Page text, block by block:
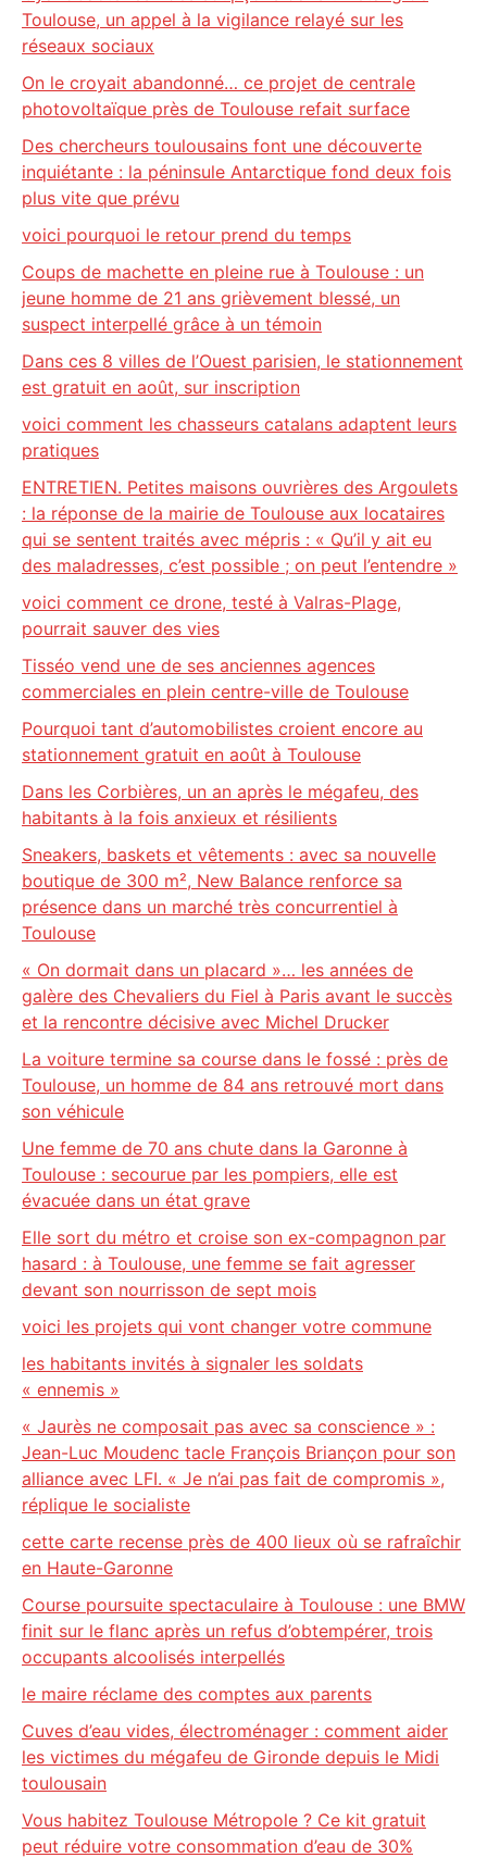
Toulouse, un appel à la vigilance relayé sur les
réseaux sociaux
On le croyait abandonné… ce projet de centrale
photovoltaïque près de Toulouse refait surface
Des chercheurs toulousains font une découverte
inquiétante : la péninsule Antarctique fond deux fois
plus vite que prévu
voici pourquoi le retour prend du temps
Coups de machette en pleine rue à Toulouse : un
jeune homme de 21 ans grièvement blessé, un
suspect interpellé grâce à un témoin
Dans ces 8 villes de l’Ouest parisien, le stationnement
est gratuit en août, sur inscription
voici comment les chasseurs catalans adaptent leurs
pratiques
ENTRETIEN. Petites maisons ouvrières des Argoulets
: la réponse de la mairie de Toulouse aux locataires
qui se sentent traités avec mépris : « Qu’il y ait eu
des maladresses, c’est possible ; on peut l’entendre »
voici comment ce drone, testé à Valras-Plage,
pourrait sauver des vies
Tisséo vend une de ses anciennes agences
commerciales en plein centre-ville de Toulouse
Pourquoi tant d’automobilistes croient encore au
stationnement gratuit en août à Toulouse
Dans les Corbières, un an après le mégafeu, des
habitants à la fois anxieux et résilients
Sneakers, baskets et vêtements : avec sa nouvelle
boutique de 300 m², New Balance renforce sa
présence dans un marché très concurrentiel à
Toulouse
« On dormait dans un placard »… les années de
galère des Chevaliers du Fiel à Paris avant le succès
et la rencontre décisive avec Michel Drucker
La voiture termine sa course dans le fossé : près de
Toulouse, un homme de 84 ans retrouvé mort dans
son véhicule
Une femme de 70 ans chute dans la Garonne à
Toulouse : secourue par les pompiers, elle est
évacuée dans un état grave
Elle sort du métro et croise son ex-compagnon par
hasard : à Toulouse, une femme se fait agresser
devant son nourrisson de sept mois
voici les projets qui vont changer votre commune
les habitants invités à signaler les soldats
« ennemis »
« Jaurès ne composait pas avec sa conscience » :
Jean-Luc Moudenc tacle François Briançon pour son
alliance avec LFI. « Je n’ai pas fait de compromis »,
réplique le socialiste
cette carte recense près de 400 lieux où se rafraîchir
en Haute-Garonne
Course poursuite spectaculaire à Toulouse : une BMW
finit sur le flanc après un refus d’obtempérer, trois
occupants alcoolisés interpellés
le maire réclame des comptes aux parents
Cuves d’eau vides, électroménager : comment aider
les victimes du mégafeu de Gironde depuis le Midi
toulousain
Vous habitez Toulouse Métropole ? Ce kit gratuit
peut réduire votre consommation d’eau de 30%